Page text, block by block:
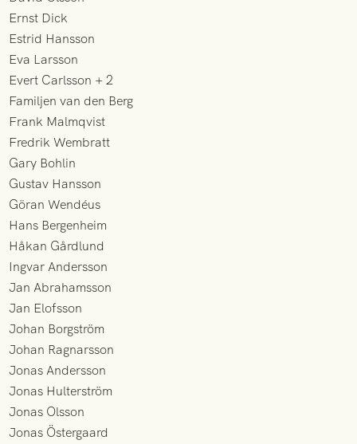
Ernst Dick
Estrid Hansson
Eva Larsson
Evert Carlsson + 2
Familjen van den Berg
Frank Malmqvist
Fredrik Wembratt
Gary Bohlin
Gustav Hansson
Göran Wendéus
Hans Bergenheim
Håkan Gårdlund
Ingvar Andersson
Jan Abrahamsson
Jan Elofsson
Johan Borgström
Johan Ragnarsson
Jonas Andersson
Jonas Hulterström
Jonas Olsson
Jonas Östergaard